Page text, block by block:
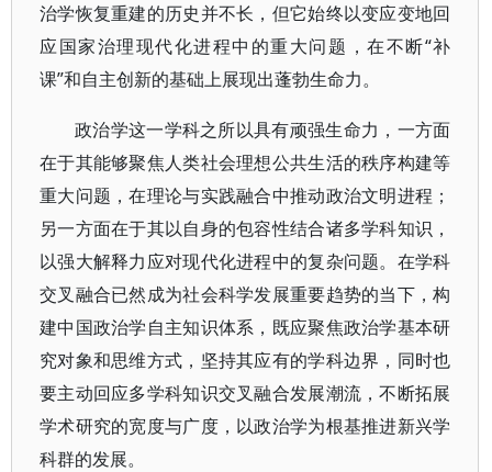
治学恢复重建的历史并不长，但它始终以变应变地回
应国家治理现代化进程中的重大问题，在不断“补
课”和自主创新的基础上展现出蓬勃生命力。
政治学这一学科之所以具有顽强生命力，一方面
在于其能够聚焦人类社会理想公共生活的秩序构建等
重大问题，在理论与实践融合中推动政治文明进程；
另一方面在于其以自身的包容性结合诸多学科知识，
以强大解释力应对现代化进程中的复杂问题。在学科
交叉融合已然成为社会科学发展重要趋势的当下，构
建中国政治学自主知识体系，既应聚焦政治学基本研
究对象和思维方式，坚持其应有的学科边界，同时也
要主动回应多学科知识交叉融合发展潮流，不断拓展
学术研究的宽度与广度，以政治学为根基推进新兴学
科群的发展。